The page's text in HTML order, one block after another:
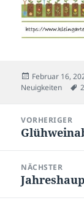
Veröffentlicht
am
Februar 16,
Neuigkeiten
VORHERIGER
Vorheriger
NÄCHSTER
Nächster